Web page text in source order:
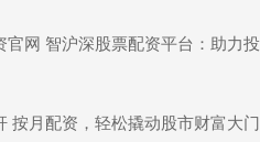
官网 智沪深股票配资平台：助力投
按月配资，轻松撬动股市财富大门